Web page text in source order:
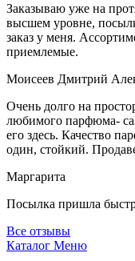
Заказываю уже на
высшем уровне,
заказ у меня.
приемлемые.
Моисеев Дмитрий
Очень долго на
любимого парфюма-
его здесь. Качество
один, стойкий.
Маргарита
Посылка пришла
Все отзывы
Каталог Меню